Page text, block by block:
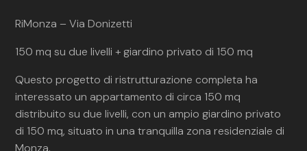
RiMonza – Via Donizetti
150 mq su due livelli + giardino privato di 150 mq
Questo progetto di ristrutturazione completa ha
interessato un appartamento di circa 150 mq
distribuito su due livelli, con un ampio giardino privato
di 150 mq, situato in una tranquilla zona residenziale di
Monza.